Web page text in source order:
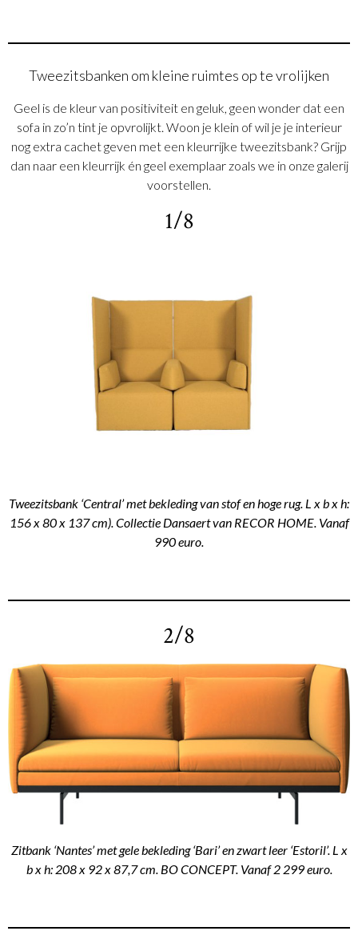
Tweezitsbanken om kleine ruimtes op te vrolijken
Geel is de kleur van positiviteit en geluk, geen wonder dat een
sofa in zo’n tint je opvrolijkt. Woon je klein of wil je je interieur
nog extra cachet geven met een kleurrijke tweezitsbank? Grijp
dan naar een kleurrijk én geel exemplaar zoals we in onze galerij
voorstellen.
1/8
Tweezitsbank ‘Central’ met bekleding van stof en hoge rug. L x b x h:
156 x 80 x 137 cm). Collectie Dansaert van RECOR HOME. Vanaf
990 euro.
2/8
Zitbank ‘Nantes’ met gele bekleding ‘Bari’ en zwart leer ‘Estoril’. L x
b x h: 208 x 92 x 87,7 cm. BO CONCEPT. Vanaf 2 299 euro.